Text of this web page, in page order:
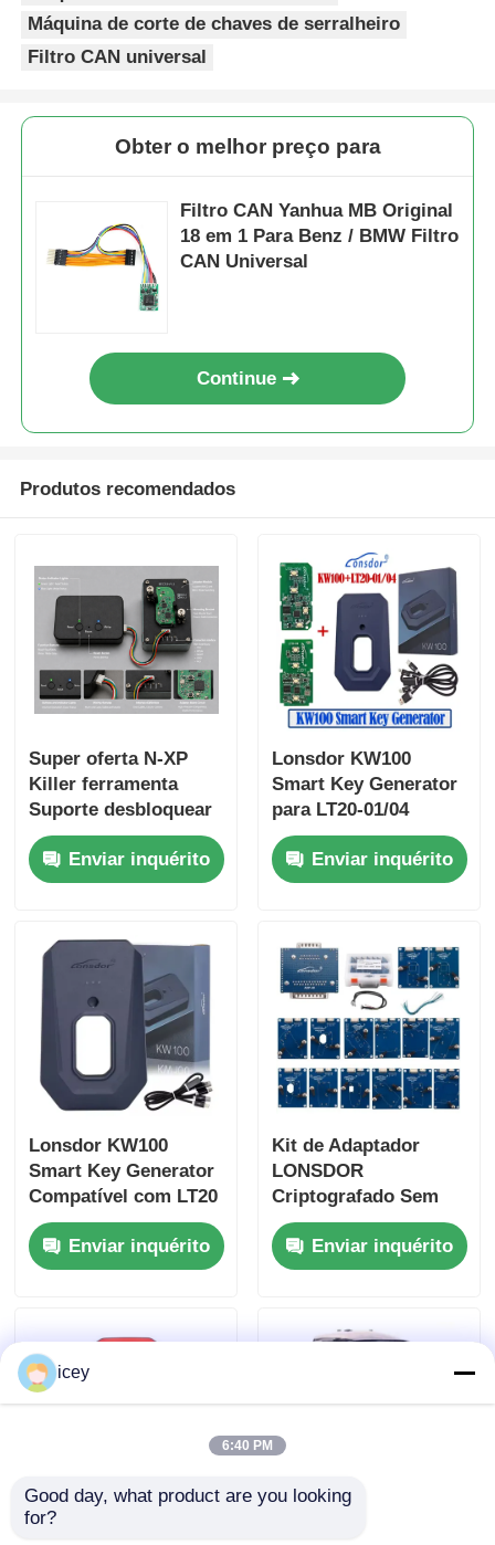
Auto chaves
Carro Chave Shell
Máquina de corte de moagem de um só ângulo
microplaqueta do identificador
Máquina de corte de chaves de serralheiro
Filtro CAN universal
Obter o melhor preço para
Filtro CAN Yanhua MB Original
18 em 1 Para Benz / BMW Filtro
CAN Universal
Continue
Produtos recomendados
Super oferta N-XP
Killer ferramenta
Suporte desbloquear
e adicionar todos os
N-XP NCF29XX chip
clones de chave
com base de
adaptador para todas
as marcas ambas as
chaves de mercado
de reposição
originais
Enviar inquérito
Lonsdor KW100
Smart Key Generator
para LT20-01/04
Suporte a todas as
chaves perdidas e
adição de chaves
Enviar inquérito
Lonsdor KW100
Smart Key Generator
Compatível com LT20
Remotes Suporte
Todas as Chaves
Perdidas & Adição de
Enviar inquérito
Kit de Adaptador
LONSDOR
Criptografado Sem
Solda, Conjunto de 14
peçasEnviar inquérito
icey
6:40 PM
Good day, what product are you looking
for?